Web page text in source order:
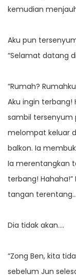
kemudian
Aku pun
“Selamat datang
“Rumah?
Aku ingin terbang!
sambil tersenyum
melompat keluar
balkon. Ia
Ia merentangkan
terbang!
tangan
Dia tidak akan….
“Zong Ben, kita
sebelum Jun